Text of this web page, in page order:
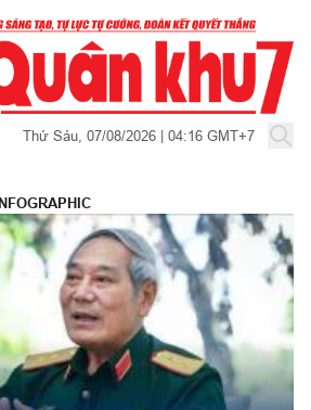
Thứ Sáu, 07/08/2026 | 04:16 GMT+7